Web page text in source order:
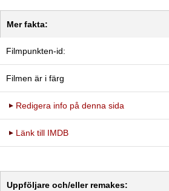
Mer fakta:
Filmpunkten-id:
Filmen är i färg
Redigera info på denna sida
Länk till IMDB
Uppföljare och/eller remakes: